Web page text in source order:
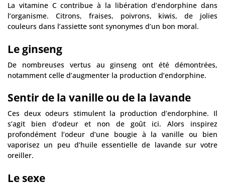
La vitamine C contribue à la libération d’endorphine dans
l’organisme. Citrons, fraises, poivrons, kiwis, de jolies
couleurs dans l’assiette sont synonymes d’un bon moral.
Le ginseng
De nombreuses vertus au ginseng ont été démontrées,
notamment celle d’augmenter la production d’endorphine.
Sentir de la vanille ou de la lavande
Ces deux odeurs stimulent la production d’endorphine. Il
s’agit bien d’odeur et non de goût ici. Alors inspirez
profondément l’odeur d’une bougie à la vanille ou bien
vaporisez un peu d’huile essentielle de lavande sur votre
oreiller.
Le sexe